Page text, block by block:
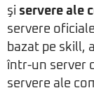
şi servere ale
servere
bazat pe skill,
într-un server
servere ale